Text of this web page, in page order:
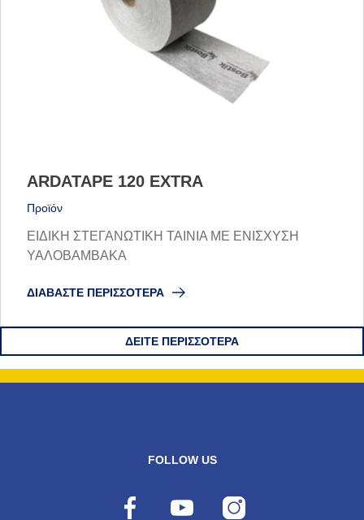
ARDATAPE 120 EXTRA
Προϊόν
ΕΙΔΙΚΗ ΣΤΕΓΑΝΩΤΙΚΗ ΤΑΙΝΙΑ ΜΕ ΕΝΙΣΧΥΣΗ
ΥΑΛΟΒΑΜΒΑΚΑ
ΔΙΑΒΆΣΤΕ ΠΕΡΙΣΣΌΤΕΡΑ
ΔΕΊΤΕ ΠΕΡΙΣΣΌΤΕΡΑ
FOLLOW US